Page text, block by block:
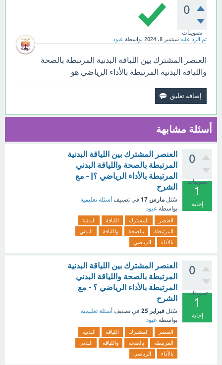
0
تصويتات
تم الرد عليه سبتمبر 8، 2024 بواسطة عبود
العنصر المشترك بين اللياقة البدنية المرتبطة بالصحة
واللياقة البدنية المرتبطة بالأداء الرياضي هو
أسئلة مشابهة
0
تصويتات
1
إجابة
العنصر المشترك بين اللياقة البدنية
المرتبطة بالصحة واللياقة البدني
المرتبطة بالأداء الرياضي ؟| - مع
الشرح
سُئل مارس 17 في تصنيف أسئلة تعليمية
بواسطة عبود
العنصر المشترك اللياقة
البدنية
المرتبطة
بالصحة واللياقة
البدني
بالأداء
الرياضي
0
تصويتات
1
إجابة
العنصر المشترك بين اللياقة البدنية
المرتبطة بالصحة واللياقة البدني
المرتبطة بالأداء الرياضي ؟ - مع
الشرح
سُئل فبراير 25 في تصنيف أسئلة تعليمية
بواسطة عبود
العنصر المشترك اللياقة
البدنية
المرتبطة
بالصحة واللياقة
البدني
بالأداء
الرياضي